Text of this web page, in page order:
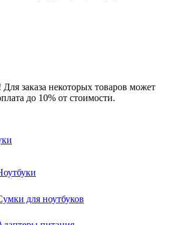
заказа некоторых товаров может
до 10% от стоимости.
для ноутбуков